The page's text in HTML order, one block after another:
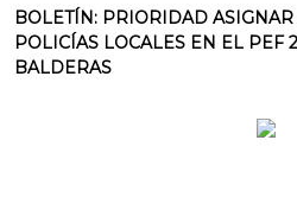
BOLETÍN: PRIORIDAD ASIGNAR
POLICÍAS LOCALES EN EL PEF
BALDERAS